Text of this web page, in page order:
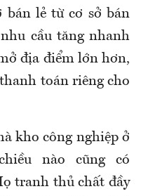
bán lẻ từ cơ sở bán
cầu tăng nhanh
địa điểm lớn hơn,
toán riêng cho
kho công nghiệp ở
nào cũng có
tranh thủ chất đầy